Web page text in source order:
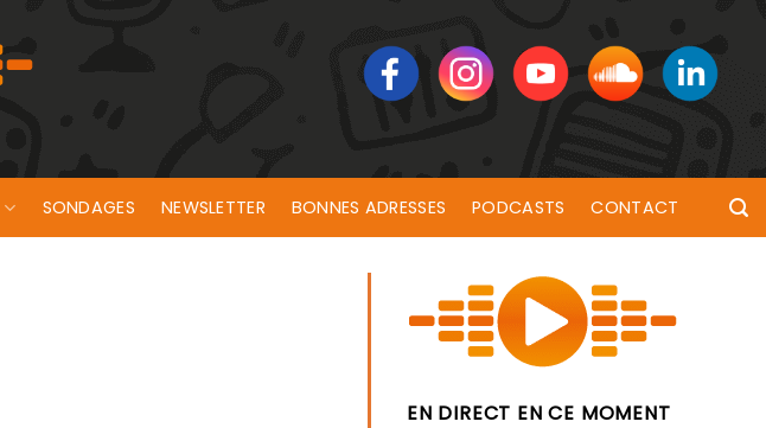
SONDAGES NEWSLETTER BONNES ADRESSES PODCASTS CONTACT
EN DIRECT EN CE MOMENT